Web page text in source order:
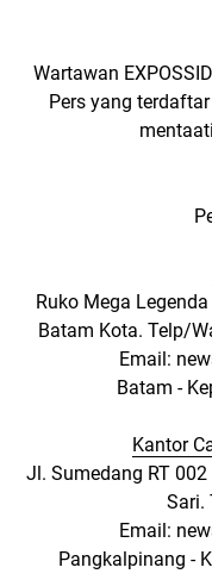
Wartawan
Pers yang
Ruko Mega
Batam Kota. Telp/
Email:
Batam -
Kantor
Jl. Sumedang RT 002
Sari.
Email:
Pangkalpinang -